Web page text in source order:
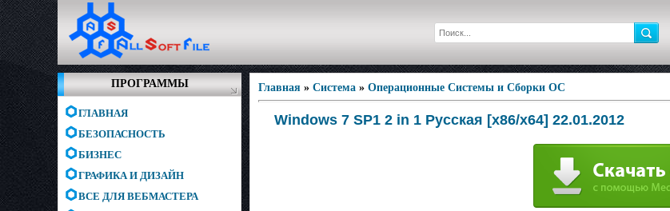
ПРОГРАММЫ
ГЛАВНАЯ
БЕЗОПАСНОСТЬ
БИЗНЕС
ГРАФИКА И ДИЗАЙН
ВСЕ ДЛЯ ВЕБМАСТЕРА
Главная » Система » Операционные Системы и Сборки ОС
Windows 7 SP1 2 in 1 Русская [x86/x64] 22.01.2012